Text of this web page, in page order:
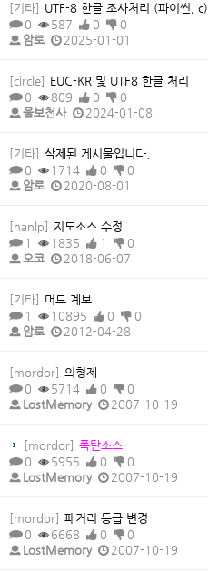
[기타] UTF-8 한글 조사처리 (파이썬, c)
0
587 0
0
암로
2025-01-01
[circle] EUC-KR 및 UTF8 한글 처리
0
809 0
0
울보천사
2024-01-08
[기타] 삭제된 게시물입니다.
0
1714 0
0
암로
2020-08-01
[hanlp] 지도소스 수정
1
1835 1
0
오코
2018-06-07
[기타] 머드 계보
1
10895 0
0
암로
2012-04-28
[mordor] 의형제
0
5714 0
0
LostMemory
2007-10-19
[mordor] 폭탄소스
0
5955 0
0
LostMemory
2007-10-19
[mordor] 패거리 등급 변경
0
6668 0
0
LostMemory
2007-10-19